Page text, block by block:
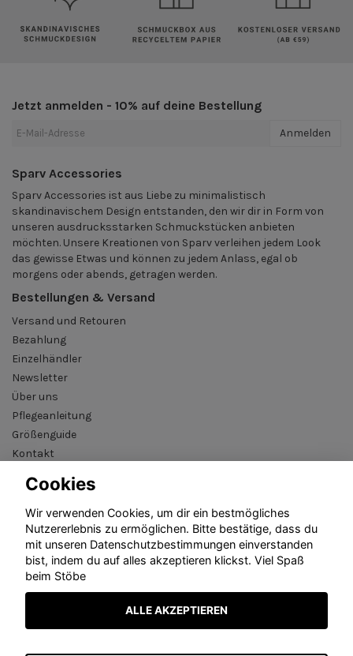
Jetzt anmelden - 10% auf deine Bestellung
Anmelden
Sparv Accessories
Sparv Accessories ist aus Liebe zu minimalistisch
skandinavischem Design entstanden, den wir dir in Form von
unseren ausdrucksstarken Schmuckstücken anbieten
möchten. Unsere Kreationen von Sparv verleihen jedem Look
das gewisse Etwas und können zu jedem Anlass, egal ob
morgens oder abends, getragen werden.
Bestellungen & Versand
Versand und Retouren
Bezahlung
Einzelhändler
Newsletter
Über uns
Pflegeanleitung
Größenguide
Kontakt
B2B reseller login
Cookies
Wir verwenden Cookies, um dir ein bestmögliches
Nutzererlebnis zu ermöglichen. Bitte bestätige, dass du
mit unseren Datenschutzbestimmungen einverstanden
bist, indem du auf alles akzeptieren klickst. Viel Spaß
beim Stöbe
ALLE AKZEPTIEREN